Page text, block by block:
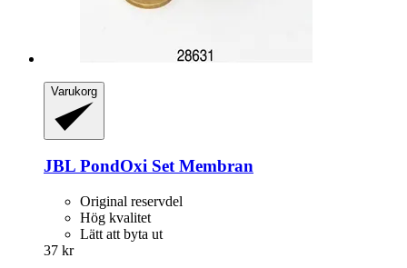
Varukorg
JBL PondOxi Set Membran
Original reservdel
Hög kvalitet
Lätt att byta ut
37 kr